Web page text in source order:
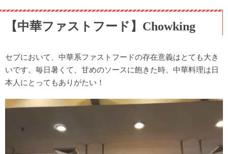
【中華ファストフード】Chowking
セブにおいて、中華系ファストフードの存在意義はとても大き
いです。毎日暑くて、甘めのソースに飽きた時、中華料理は日
本人にとってもありがたい！